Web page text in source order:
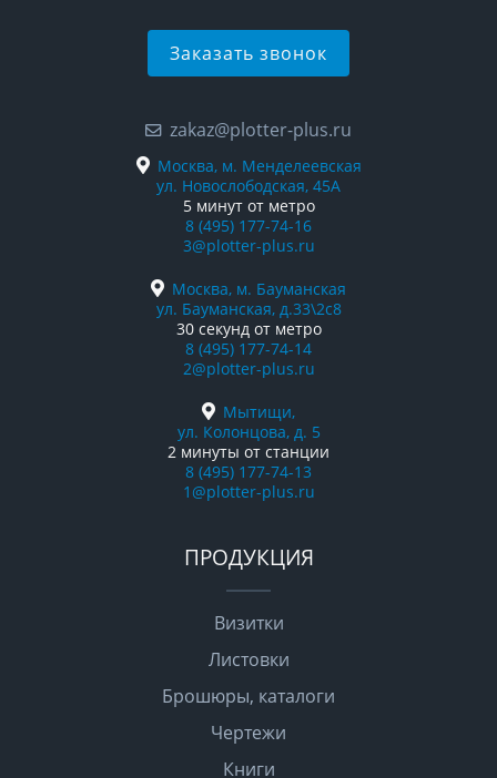
Заказать звонок
zakaz@plotter-plus.ru
Москва, м. Менделеевская
ул. Новослободская, 45А
5 минут от метро
8 (495) 177-74-16
3@plotter-plus.ru
Москва, м. Бауманская
ул. Бауманская, д.33\2с8
30 секунд от метро
8 (495) 177-74-14
2@plotter-plus.ru
Мытищи,
ул. Колонцова, д. 5
2 минуты от станции
8 (495) 177-74-13
1@plotter-plus.ru
ПРОДУКЦИЯ
Визитки
Листовки
Брошюры, каталоги
Чертежи
Книги